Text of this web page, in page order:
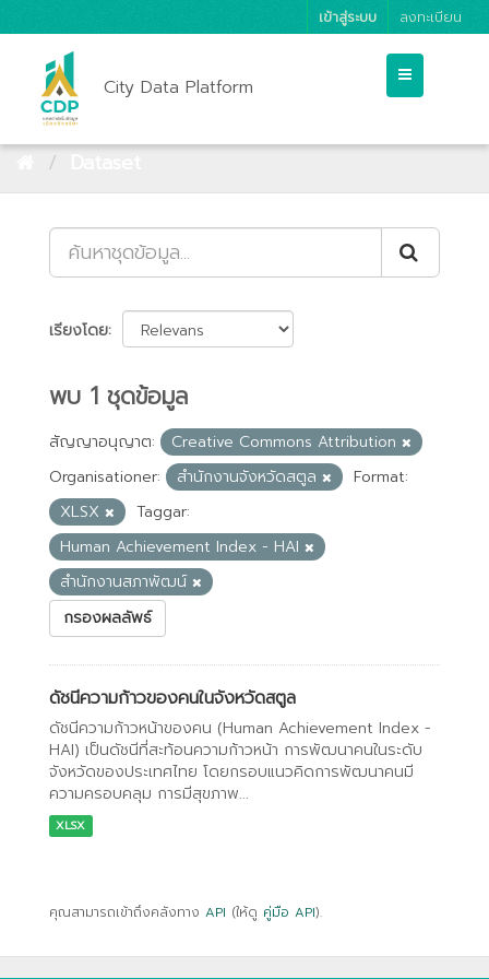
เข้าสู่ระบบ ลงทะเบียน
City Data Platform
เรียงโดย
พบ 1 ชุดข้อมูล
สัญญาอนุญาต:
Creative Commons Attribution
Organisationer:
สำนักงานจังหวัดสตูล
Format:
XLSX
Taggar:
Human Achievement Index - HAI
สำนักงานสภาพัฒน์
กรองผลลัพธ์
ดัชนีความก้าวของคนในจังหวัดสตูล
ดัชนีความก้าวหน้าของคน (Human Achievement Index -
HAI) เป็นดัชนีที่สะท้อนความก้าวหน้า การพัฒนาคนในระดับ
จังหวัดของประเทศไทย โดยกรอบแนวคิดการพัฒนาคนมี
ความครอบคลุม การมีสุขภาพ...
XLSX
คุณสามารถเข้าถึงคลังทาง API (ให้ดู คู่มือ API).